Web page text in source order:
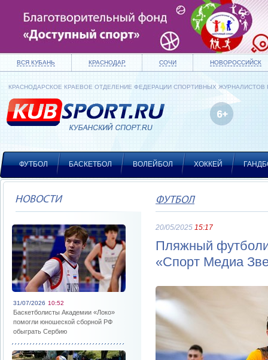
ВСЯ КУБАНЬ КРАСНОДАР СОЧИ НОВОРОССИЙСК
КРАСНОДАРСКОЕ КРАЕВОЕ ОТДЕЛЕНИЕ ФЕДЕРАЦИИ СПОРТИВНЫХ ЖУРНАЛИСТОВ
ФУТБОЛ БАСКЕТБОЛ ВОЛЕЙБОЛ ХОККЕЙ
НОВОСТИ
31/07/2026 10:52
Баскетболисты Академии «Локо»
помогли юношеской сборной РФ
обыграть Сербию
ФУТБОЛ
20/05/2025 15:17
Пляжный
«Спорт Медиа